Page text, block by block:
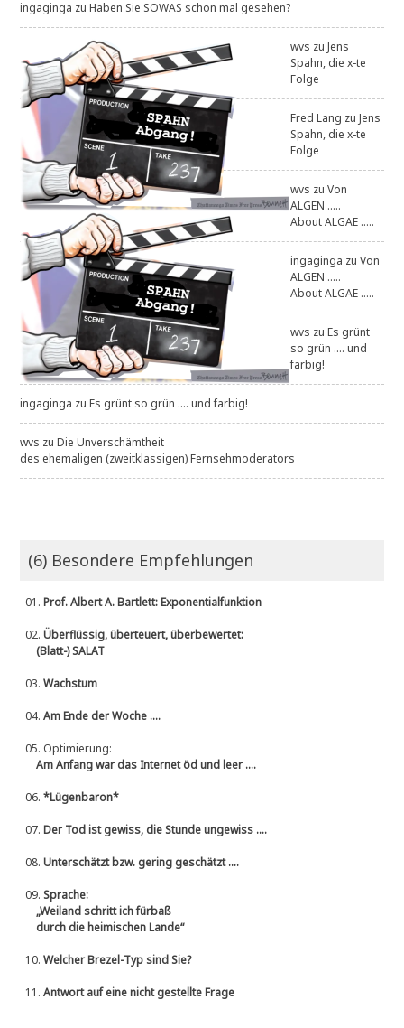
ingaginga zuHaben Sie SOWAS schon mal gesehen?
wvs zuJens
Spahn, die x-te
Folge
Fred Lang zuJens
Spahn, die x-te
Folge
wvs zuVon
ALGEN .....
About ALGAE .....
ingaginga zuVon
ALGEN .....
About ALGAE .....
wvs zuEs grünt
so grün .... und
farbig!
ingaginga zuEs grünt so grün .... und farbig!
wvs zuDie Unverschämtheit
des ehemaligen (zweitklassigen) Fernsehmoderators
(6) Besondere Empfehlungen
01.Prof. Albert A. Bartlett: Exponentialfunktion
02.Überflüssig, überteuert, überbewertet:
(Blatt-) SALAT
03.Wachstum
04.Am Ende der Woche ....
05. Optimierung:
Am Anfang war das Internet öd und leer ....
06.*Lügenbaron*
07.Der Tod ist gewiss, die Stunde ungewiss ....
08.Unterschätzt bzw. gering geschätzt ....
09.Sprache:
„Weiland schritt ich fürbaß
durch die heimischen Lande“
10.Welcher Brezel-Typ sind Sie?
11.Antwort auf eine nicht gestellte Frage